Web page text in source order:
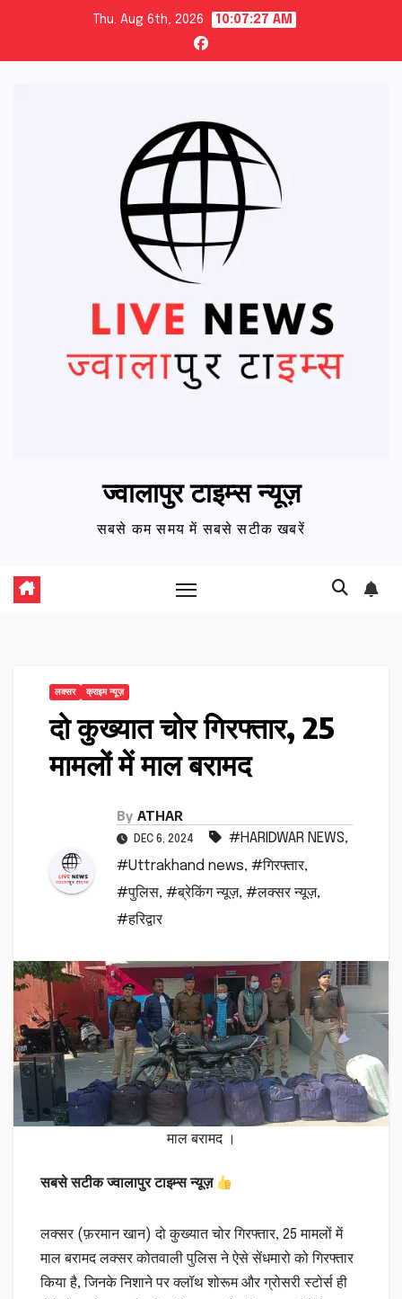
content
Thu. Aug 6th, 2026 10:07:29 AM
ज्वालापुर टाइम्स न्यूज़
सबसे कम समय में सबसे सटीक खबरें
लक्सर क्राइम न्यूज़
दो कुख्यात चोर गिरफ्तार, 25
मामलों में माल बरामद
By ATHAR
DEC 6, 2024 #HARIDWAR NEWS,
#Uttrakhand news, #गिरफ्तार,
#पुलिस, #ब्रेकिंग न्यूज़, #लक्सर न्यूज़,
#हरिद्वार
माल बरामद ।
सबसे सटीक ज्वालापुर टाइम्स न्यूज़
लक्सर (फ़रमान खान) दो कुख्यात चोर गिरफ्तार, 25 मामलों में
माल बरामद लक्सर कोतवाली पुलिस ने ऐसे सेंधमारो को गिरफ्तार
किया है, जिनके निशाने पर क्लॉथ शोरूम और ग्रोसरी स्टोर्स ही